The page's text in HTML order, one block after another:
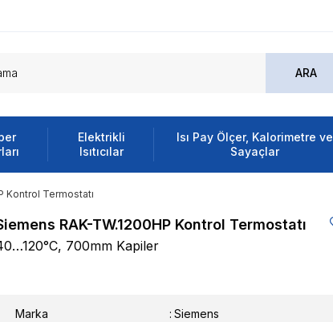
Elektrikli
Isıtıcılar
Isı Pay Ölçer, Kalorimetre ve
Sayaçlar
Kontrol Termostatı
RAK-TW.1200HP Kontrol Termostatı
700mm Kapiler
Marka : Siemens